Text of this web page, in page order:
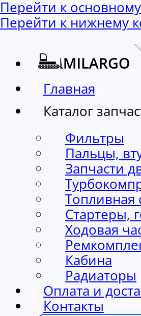
Перейти к
Перейти к нижнему
Главная
Каталог
Фильтры
Пальцы,
Запчасти
Топливная
Стартеры,
Ходовая
Кабина
Радиаторы
Оплата и
Контакты